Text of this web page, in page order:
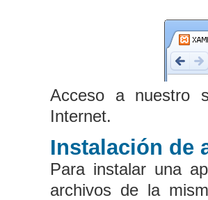
Acceso a nuestro
Internet.
Instalación de
Para instalar una
archivos de la